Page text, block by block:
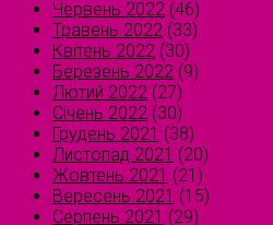
Червень 2022 (46)
Травень 2022 (33)
Квітень 2022 (30)
Березень 2022 (9)
Лютий 2022 (27)
Січень 2022 (30)
Грудень 2021 (38)
Листопад 2021 (20)
Жовтень 2021 (21)
Вересень 2021 (15)
Серпень 2021 (29)